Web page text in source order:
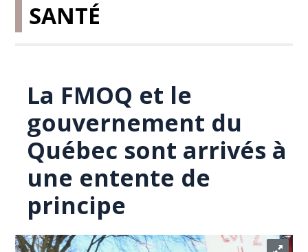
SANTÉ
La FMOQ et le
gouvernement du
Québec sont arrivés à
une entente de
principe